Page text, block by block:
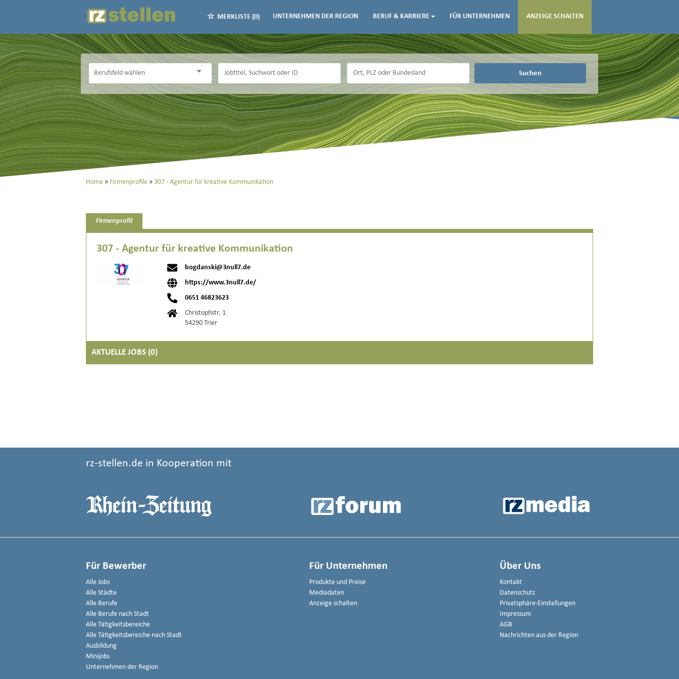
MERKLISTE (0) UNTERNEHMEN DER REGION BERUF & KARRIERE FÜR UNTERNEHMEN ANZEIGE SCHALTEN
Suchen
Home Firmenprofile 307 - Agentur für kreative Kommunikation
Firmenprofil
307 - Agentur für kreative Kommunikation
bogdanski@3null7.de
https://www.3null7.de/
0651 46823623
Christophstr. 1
54290 Trier
AKTUELLE JOBS (0)
rz-stellen.de in Kooperation mit
Für Bewerber
Alle Jobs
Alle Städte
Alle Berufe
Alle Berufe nach Stadt
Alle Tätigkeitsbereiche
Alle Tätigkeitsbereiche nach Stadt
Ausbildung
Minijobs
Unternehmen der Region
Für Unternehmen
Produkte und Preise
Mediadaten
Anzeige schalten
Über Uns
Kontakt
Datenschutz
Privatsphäre-Einstellungen
Impressum
AGB
Nachrichten aus der Region